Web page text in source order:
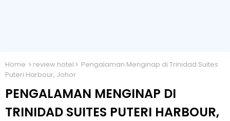
Home review hotel
Pengalaman Menginap di Trinidad Suites
Puteri Harbour, Johor
PENGALAMAN MENGINAP DI
TRINIDAD SUITES PUTERI HARBOUR,